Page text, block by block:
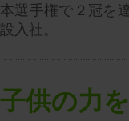
本選手権で２冠を
設入社。
子供の力